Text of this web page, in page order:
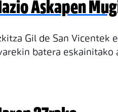
Askapen
Gil de San Vicentek
batera eskainitako